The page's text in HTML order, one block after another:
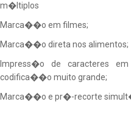
m�ltiplos
Marca��o em filmes;
Marca��o direta nos alimentos;
Impress�o de caracteres
codifica��o muito grande;
Marca��o e pr�-recorte